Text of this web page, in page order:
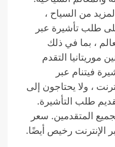
من السياح ،
طلب تأشيرة عبر
، بما في ذلك
موريتانيا التقدم
فيتنام عبر
، ولا يحتاجون إلى
طلب التأشيرة.
المتقدمين. سعر
الإنترنت رخيص أيضًا.